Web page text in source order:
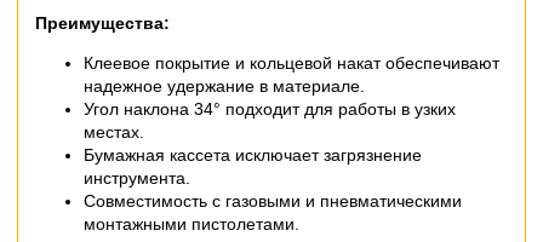
Преимущества:
Клеевое покрытие и кольцевой накат обеспечивают
надежное удержание в материале.
Угол наклона 34° подходит для работы в узких
местах.
Бумажная кассета исключает загрязнение
инструмента.
Совместимость с газовыми и пневматическими
монтажными пистолетами.